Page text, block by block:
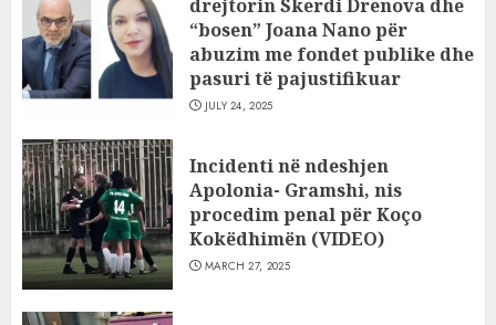
drejtorin Skerdi Drenova dhe
“bosen” Joana Nano për
abuzim me fondet publike dhe
pasuri të pajustifikuar
JULY 24, 2025
Incidenti në ndeshjen
Apolonia- Gramshi, nis
procedim penal për Koço
Kokëdhimën (VIDEO)
MARCH 27, 2025